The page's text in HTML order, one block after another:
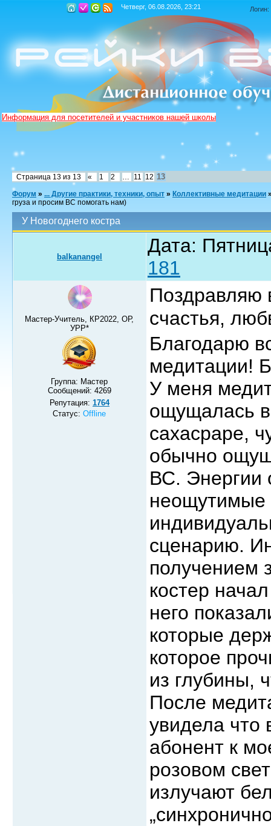
Четверг, 06.08.2026, 23:21 Логин:
Информация для посетителей и участников нашей школы
Страница 13 из 13 « 1 2 11 12 13
Форум » ... Другие практики, техники, опыт » Коллективные медитации
груза и просим ВС помогать нам)
У Новогоднего костра
balkanangel
Дата:
181
Мастер-Учитель, КР2022, ОР,
УРР*
Группа: Мастер
Сообщений: 4269
Репутация: 1764
Статус:Offline
Поздравляю
счастья,
Благодарю
медитации!
У меня
ощущалась
сахасраре,
обычно
ВС. Энергии
неощутимые
сценарию.
получением
костер
него
которые
которое
из глубины,
После
увидела что
абонент к
розовом
излучают